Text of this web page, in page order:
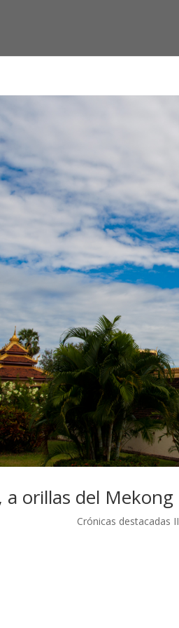
a orillas del Mekong
Crónicas destacadas II